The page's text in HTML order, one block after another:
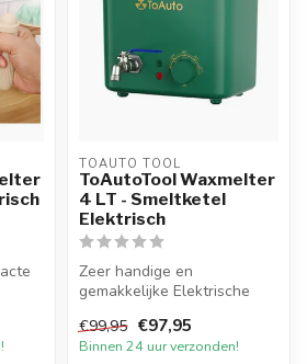
TOAUTO TOOL
ToAutoTool Waxmelter
4 LT - Smeltketel
Elektrisch
Zeer handige en
gemakkelijke Elektrische
van 4 liter v...
€99,95 €97,95
Binnen 24 uur verzonden!